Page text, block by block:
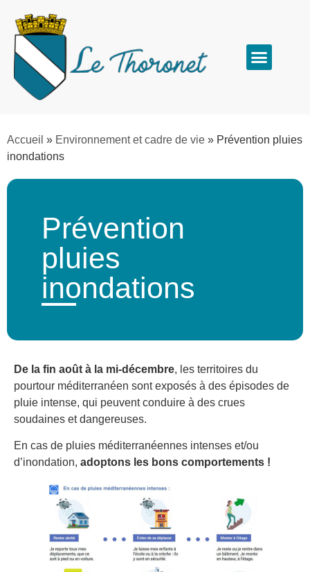
Accueil » Environnement et cadre de vie » Prévention pluies
inondations
Prévention
pluies
inondations
De la fin août à la mi-décembre, les territoires du
pourtour méditerranéen sont exposés à des épisodes de
pluie intense, qui peuvent conduire à des crues
soudaines et dangereuses.
En cas de pluies méditerranéennes intenses et/ou
d’inondation, adoptons les bons comportements !